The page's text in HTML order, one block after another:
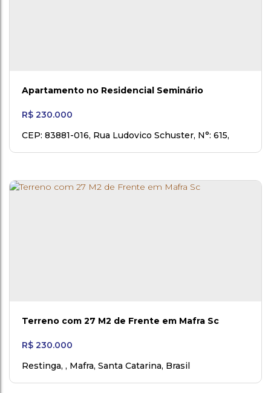
Apartamento no Residencial Seminário
R$ 230.000
CEP: 83881-016, Rua Ludovico Schuster, N°: 615,
Brasil
Terreno com 27 M2 de Frente em Mafra Sc
R$ 230.000
Restinga , Mafra, Santa Catarina, Brasil